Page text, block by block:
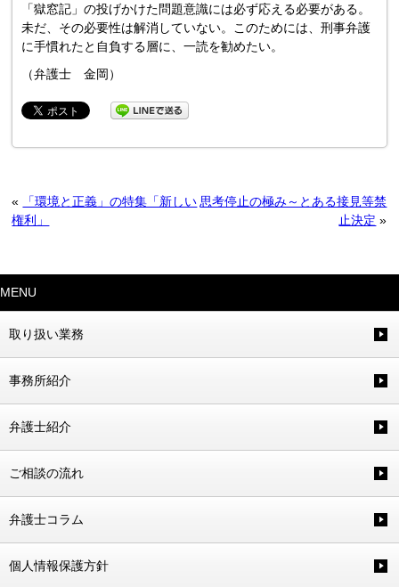
「獄窓記」の投げかけた問題意識には必ず応える必要がある。
未だ、その必要性は解消していない。このためには、刑事弁護
に手慣れたと自負する層に、一読を勧めたい。
（弁護士 金岡）
«
「環境と正義」の特集「新しい
権利」
思考停止の極み～とある接見等禁
止決定 »
MENU
取り扱い業務
事務所紹介
弁護士紹介
ご相談の流れ
弁護士コラム
個人情報保護方針